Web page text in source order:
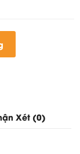
Xét (0)